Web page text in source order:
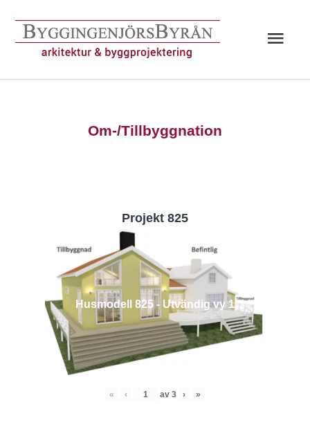
innehåll
Om-/Tillbyggnation
Projekt 825
Husmodell 825 - Utvändig vy 1
« ‹ av 3 › »